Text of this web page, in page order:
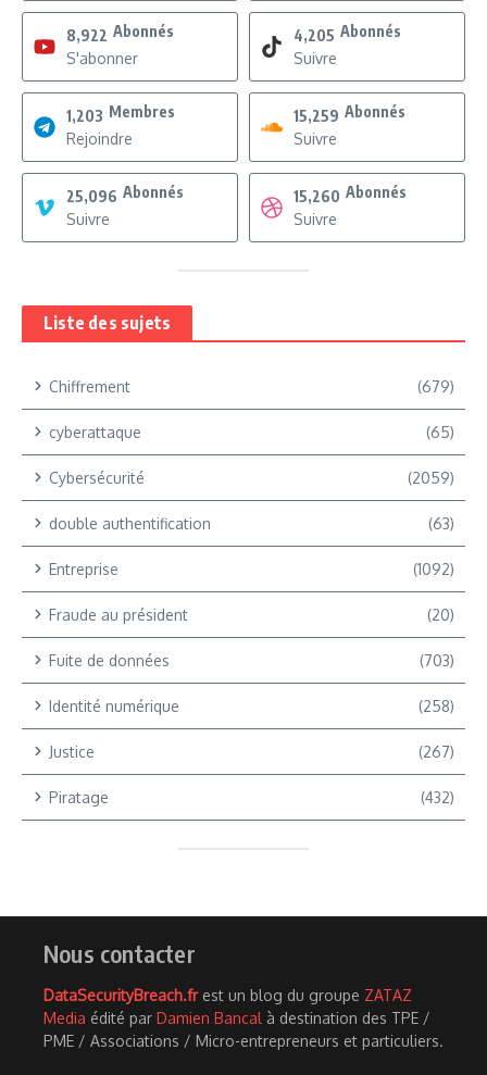
8,922 Abonnés
S'abonner
4,205 Abonnés
Suivre
1,203 Membres
Rejoindre
15,259 Abonnés
Suivre
25,096 Abonnés
Suivre
15,260 Abonnés
Suivre
Liste des sujets
Chiffrement (679)
cyberattaque (65)
Cybersécurité (2059)
double authentification (63)
Entreprise (1092)
Fraude au président (20)
Fuite de données (703)
Identité numérique (258)
Justice (267)
Piratage (432)
Nous contacter
DataSecurityBreach.frest un blog du groupe ZATAZ
Media édité par Damien Bancal à destination des TPE /
PME / Associations / Micro-entrepreneurs et particuliers.